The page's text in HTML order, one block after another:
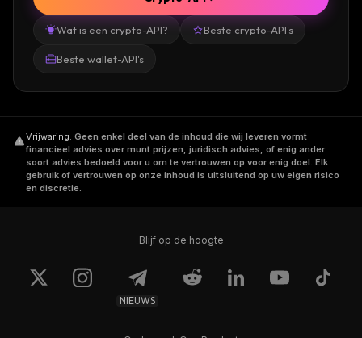
Wat is een crypto-API? Beste crypto-API's
Beste wallet-API's
Vrijwaring. Geen enkel deel van de inhoud die wij leveren vormt
financieel advies over munt prijzen, juridisch advies, of enig ander
soort advies bedoeld voor u om te vertrouwen op voor enig doel. Elk
gebruik of vertrouwen op onze inhoud is uitsluitend op uw eigen risico
en discretie.
Blijf op de hoogte
NIEUWS